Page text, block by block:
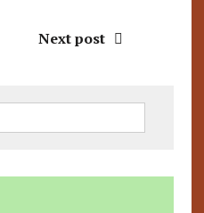
Next post